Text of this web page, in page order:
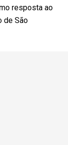
resposta ao
de São